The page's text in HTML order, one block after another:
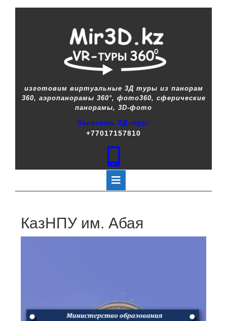
изготовим виртуальные 3Д туры из панорам
360, аэропанорамы 360°, фото360, сферические
панорамы, 3D-фото
Заказать 3Д-тур:
+77017157810
КазНПУ им. Абая